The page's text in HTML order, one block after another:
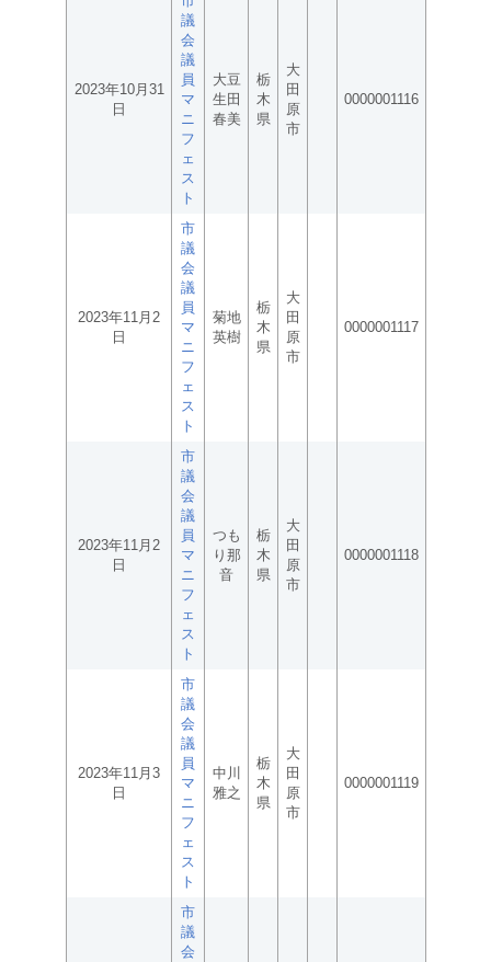
2023年10月31
日
議
会
議
員
マ
ニ
フ
ェ
ス
ト
大豆
生田
春美
栃
木
県
大
田
原
市
0000001116
2023年11月2
日
市
議
会
議
員
マ
ニ
フ
ェ
ス
ト
菊地
英樹
栃
木
県
大
田
原
市
0000001117
2023年11月2
日
市
議
会
議
員
マ
ニ
フ
ェ
ス
ト
つも
り那
音
栃
木
県
大
田
原
市
0000001118
2023年11月3
日
市
議
会
議
員
マ
ニ
フ
ェ
ス
ト
中川
雅之
栃
木
県
大
田
原
市
0000001119
市
議
会